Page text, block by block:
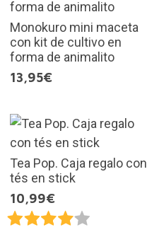
Monokuro mini maceta
con kit de cultivo en
forma de animalito
13,95€
Tea Pop. Caja regalo con
tés en stick
10,99€